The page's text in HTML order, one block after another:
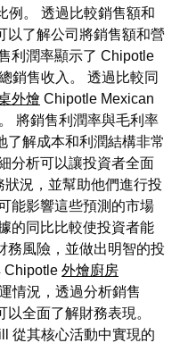
例。 透過比較銷售額和
以了解公司將銷售額和營
利潤率顯示了 Chipotle
銷售收入。 透過比較同
外燴 Chipotle Mexican
將銷售利潤率與毛利率
了解成本和利潤結構非常
分析可以讓投資者全面
況，並幫助他們進行投
能影響這些預測的市場
的同比比較使投資者能
務風險，並做出明智的投
Chipotle 外燴廚房
情況，透過分析銷售
全面了解財務表現。
從其核心活動中實現的